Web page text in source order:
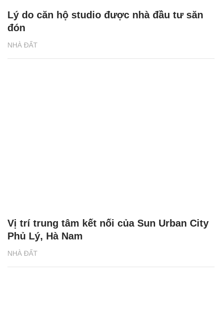
NHÀ ĐẤT
Lý do căn hộ studio được nhà đầu tư săn
đón
NHÀ ĐẤT
Vị trí trung tâm kết nối của Sun Urban City
Phủ Lý, Hà Nam